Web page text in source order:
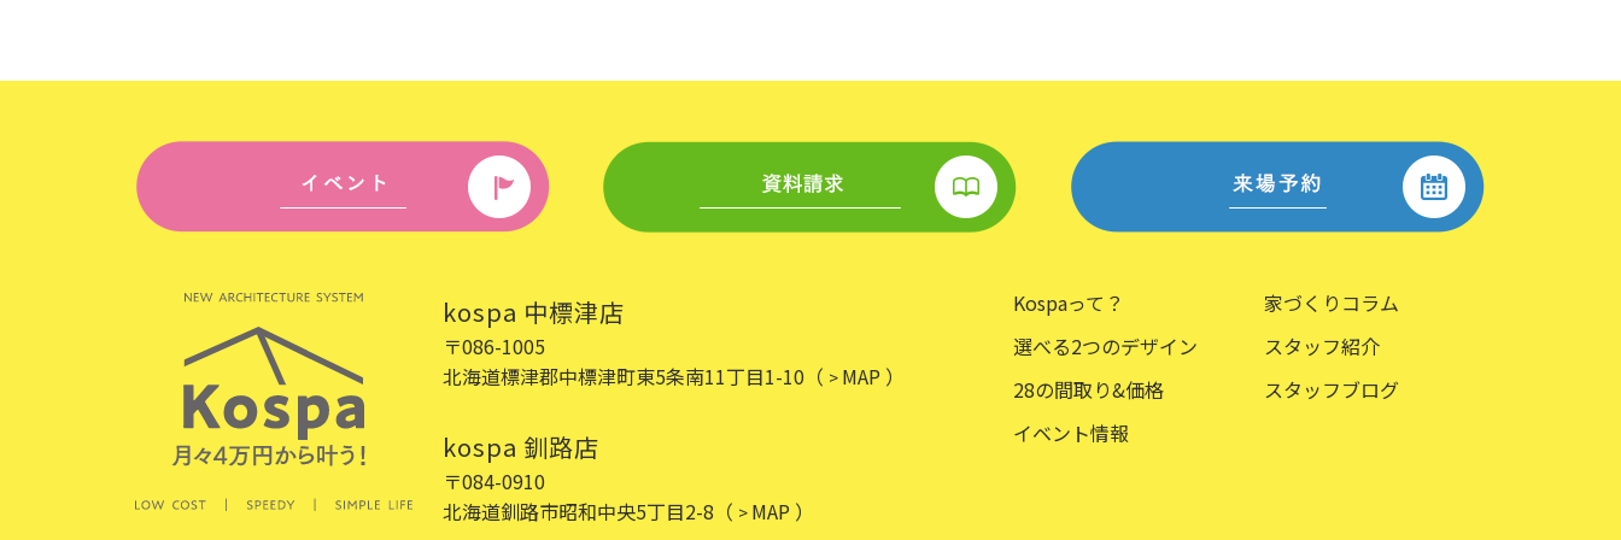
kospa 中標津店
〒086-1005
北海道標津郡中標津町東5条南11丁目1-10 （ > MAP ）
kospa 釧路店
〒084-0910
北海道釧路市昭和中央5丁目2-8 （ > MAP ）
Kospaって？
選べる2つのデザイン
28の間取り&価格
イベント情報
家づくりコラム
スタッフ紹介
スタッフブログ